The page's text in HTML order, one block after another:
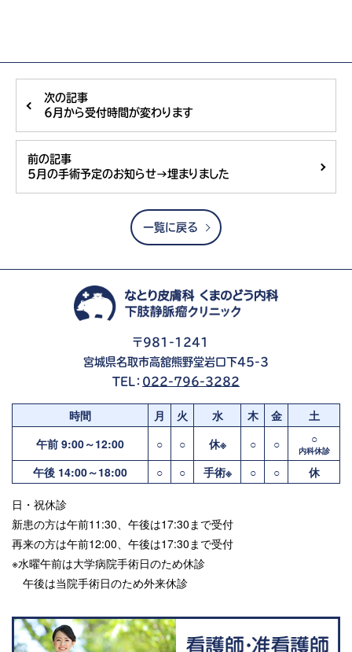
次の記事
6月から受付時間が変わります
前の記事
5月の手術予定のお知らせ→埋まりました
一覧に戻る
〒981-1241
宮城県名取市高舘熊野堂岩口下45-3
TEL： 022-796-3282
時間 月 火 水 木 金
土
午前 9:00～12:00
○ ○ 休※ ○ ○ ○
内科休診
午後 14:00～18:00 ○ ○ 手術※ ○ ○ 休
日・祝休診
新患の方は午前11:30、午後は17:30まで受付
再来の方は午前12:00、午後は17:30まで受付
※水曜午前は大学病院手術日のため休診
午後は当院手術日のため外来休診